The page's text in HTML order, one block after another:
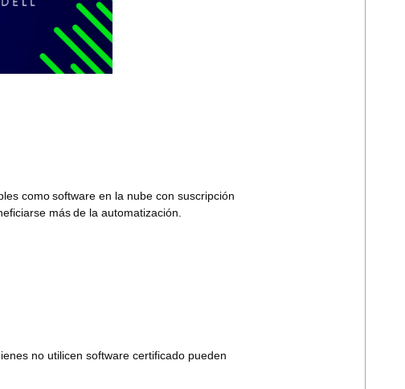
comosoftware en la nube con suscripción
másde la automatización.
no utilicen software certificado pueden